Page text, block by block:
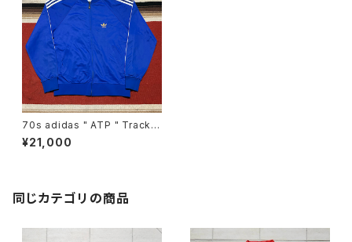
70s adidas " ATP " Track T
op ※ZIP難
¥21,000
同じカテゴリの商品